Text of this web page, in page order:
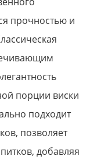
прочностью и
порции виски
подходит
позволяет
добавляя